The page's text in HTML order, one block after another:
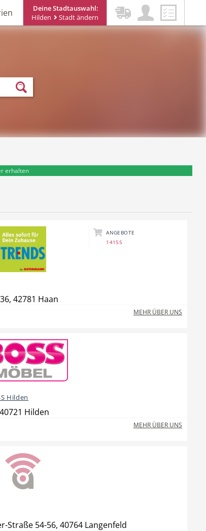
Deine Stadtauswahl:
Hilden
Stadt ändern
erhalten
ANGEBOTE
14155
42781 Haan
MEHR ÜBER UNS
Hilden
Hilden
MEHR ÜBER UNS
Straße 54-56, 40764 Langenfeld